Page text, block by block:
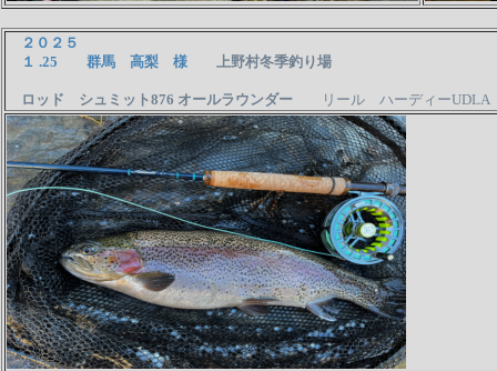
２０２５
１ .25 群馬 高梨 様
上野村冬季釣り場
ロッド シュミット876 オールラウンダー リール ハーディー